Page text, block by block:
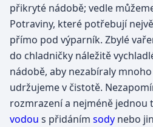
přikryté nádobě; vedle
Potraviny, které potřebují
přímo pod výparník. Zbylé
do chladničky náležitě
nádobě, aby nezabíraly
udržujeme v čistotě.
rozmrazení a nejméně jednou
vodou s přidáním sody nebo